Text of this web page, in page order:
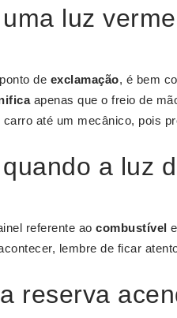
luz
de exclamação, é bem
apenas que o freio de
até um mecânico, pois
a luz
referente ao combustível
lembre de ficar
reserva